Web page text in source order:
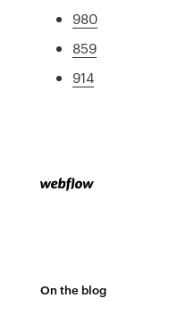
980
859
914
On the blog